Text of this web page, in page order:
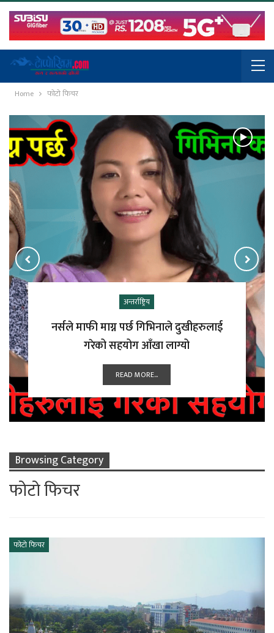
Home फोटो फिचर
अन्तर्राष्ट्रिय
नर्सले माफी माग्न पर्छ गिभिनाले दुखीहरुलाई
गरेको सहयोग आँखा लाग्यो
READ MORE...
Browsing Category
फोटो फिचर
फोटो फिचर